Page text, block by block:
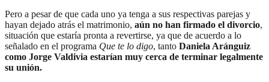
Pero a pesar de que cada uno ya tenga a sus respectivas parejas y
hayan dejado atrás el matrimonio, aún no han firmado el divorcio,
situación que estaría pronta a revertirse, ya que de acuerdo a lo
señalado en el programa Que te lo digo, tanto Daniela Aránguiz
como Jorge Valdivia estarían muy cerca de terminar legalmente
su unión.